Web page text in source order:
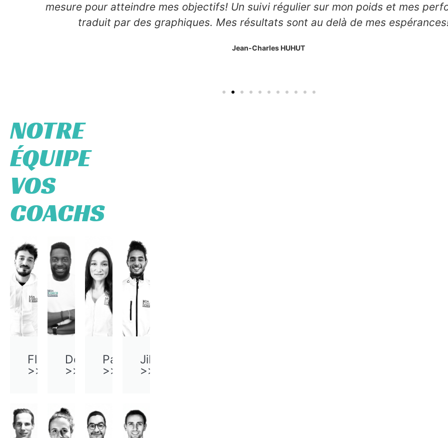
mesure pour atteindre mes objectifs! Un suivi régulier sur mon poids et mes
traduit par des graphiques. Mes résultats sont au delà de mes
Jean-Charles HUHUT
NOTRE
ÉQUIPE
VOS
COACHS
Florian
>>
Dorian
>>
Paola
>>
Jibril
>>